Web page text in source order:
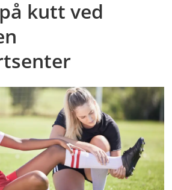
kutt ved